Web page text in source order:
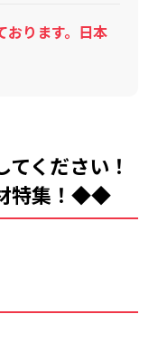
おります。日本
ください！
特集！◆◆